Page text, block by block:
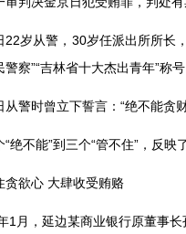
22岁从警， 30岁任派出所所长
警察”“吉林省十大杰出青年”称号
从警时曾立下誓言： “绝不能贪
“绝不能”到三个“管不住” ，反映
贪欲心 大肆收受贿赂
1 月，延边某商业银行原董事